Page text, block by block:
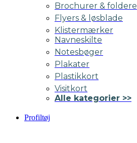
Brochurer & foldere
Flyers & løsblade
Klistermærker
Navneskilte
Notesbøger
Plakater
Plastikkort
Visitkort
Alle kategorier >>
Profiltøj